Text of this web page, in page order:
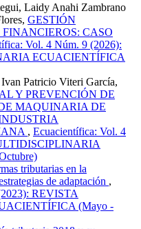
Laidy Anahi Zambrano
GESTIÓN
CASO
Vol. 4 Núm. 9 (2026):
ECUACIENTÍFICA
Patricio Viteri García,
Y PREVENCIÓN DE
MAQUINARIA DE
, Ecuacientífica: Vol. 4
tributarias en la
de adaptación ,
REVISTA
(Mayo -